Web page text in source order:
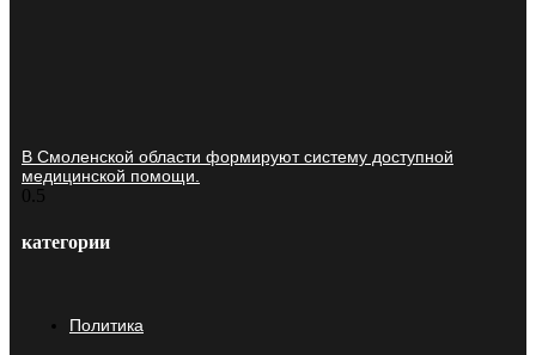
В Смоленской области формируют систему доступной
медицинской помощи.
категории
Политика